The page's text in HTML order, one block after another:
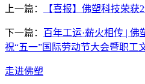
上一篇： 【喜报】佛塑科技荣获
下一篇： 百年工运·薪火相传 |
祝“五一”国际劳动节大会暨职工
走进佛塑